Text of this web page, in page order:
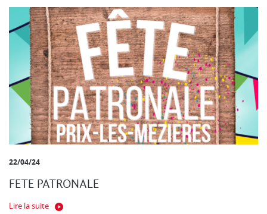
22/04/24
FETE PATRONALE
Lire la suite